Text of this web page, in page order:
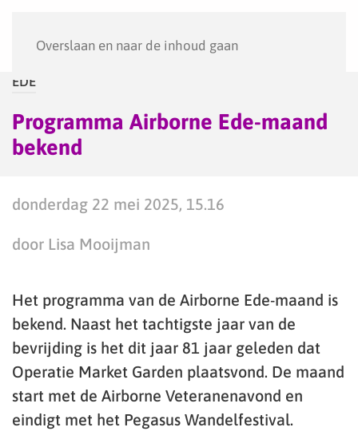
Overslaan en naar de inhoud gaan
EDE
Programma Airborne Ede-maand
bekend
donderdag 22 mei 2025, 15.16
door Lisa Mooijman
Het programma van de Airborne Ede-maand is
bekend. Naast het tachtigste jaar van de
bevrijding is het dit jaar 81 jaar geleden dat
Operatie Market Garden plaatsvond. De maand
start met de Airborne Veteranenavond en
eindigt met het Pegasus Wandelfestival.